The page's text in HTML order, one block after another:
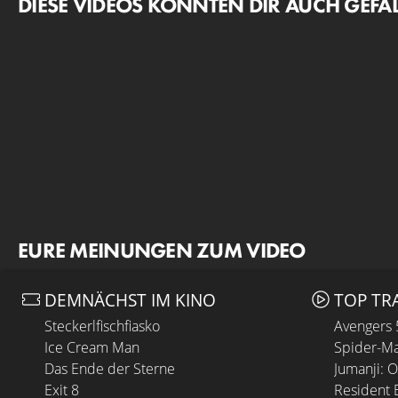
EURE MEINUNGEN ZUM VIDEO
DEMNÄCHST IM KINO
Steckerlfischfiasko
Ice Cream Man
Das Ende der Sterne
Exit 8
TOP
Avengers
Spider-
Jumanji:
Resident